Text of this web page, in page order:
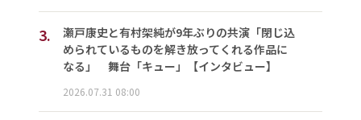
3.
瀬戸康史と有村架純が9年ぶりの共演「閉じ込
められているものを解き放ってくれる作品に
なる」 舞台「キュー」【インタビュー】
2026.07.31 08:00